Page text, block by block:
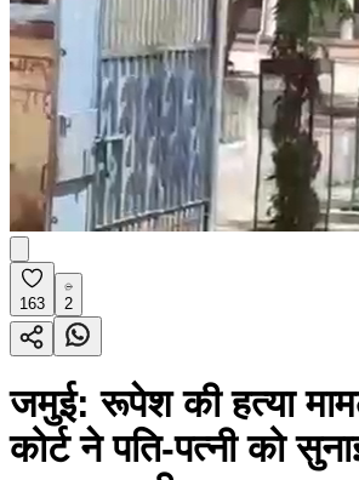
163 2
जमुई: रूपेश की हत्या
कोर्ट ने पति-पत्नी को